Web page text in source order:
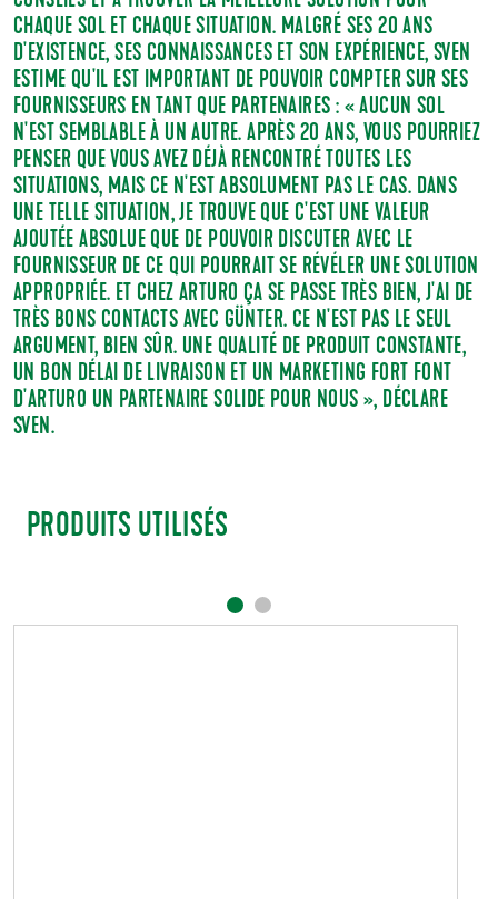
CHAQUE SOL ET CHAQUE SITUATION. MALGRÉ SES 20 ANS
D'EXISTENCE, SES CONNAISSANCES ET SON EXPÉRIENCE, SVEN
ESTIME QU'IL EST IMPORTANT DE POUVOIR COMPTER SUR SES
FOURNISSEURS EN TANT QUE PARTENAIRES : « AUCUN SOL
N'EST SEMBLABLE À UN AUTRE. APRÈS 20 ANS, VOUS POURRIEZ
PENSER QUE VOUS AVEZ DÉJÀ RENCONTRÉ TOUTES LES
SITUATIONS, MAIS CE N'EST ABSOLUMENT PAS LE CAS. DANS
UNE TELLE SITUATION, JE TROUVE QUE C'EST UNE VALEUR
AJOUTÉE ABSOLUE QUE DE POUVOIR DISCUTER AVEC LE
FOURNISSEUR DE CE QUI POURRAIT SE RÉVÉLER UNE SOLUTION
APPROPRIÉE. ET CHEZ ARTURO ÇA SE PASSE TRÈS BIEN, J'AI DE
TRÈS BONS CONTACTS AVEC GÜNTER. CE N'EST PAS LE SEUL
ARGUMENT, BIEN SÛR. UNE QUALITÉ DE PRODUIT CONSTANTE,
UN BON DÉLAI DE LIVRAISON ET UN MARKETING FORT FONT
D'ARTURO UN PARTENAIRE SOLIDE POUR NOUS », DÉCLARE
SVEN.
PRODUITS UTILISÉS